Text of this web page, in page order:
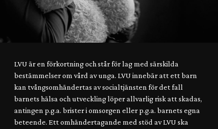
LVU är en förkortning och står för lag med särskilda
bestämmelser om vård av unga. LVU innebär att ett barn
kan tvångsomhändertas av socialtjänsten för det fall
barnets hälsa och utveckling löper allvarlig risk att skadas,
antingen p.g.a. brister i omsorgen eller p.g.a. barnets egna
beteende. Ett omhändertagande med stöd av LVU ska